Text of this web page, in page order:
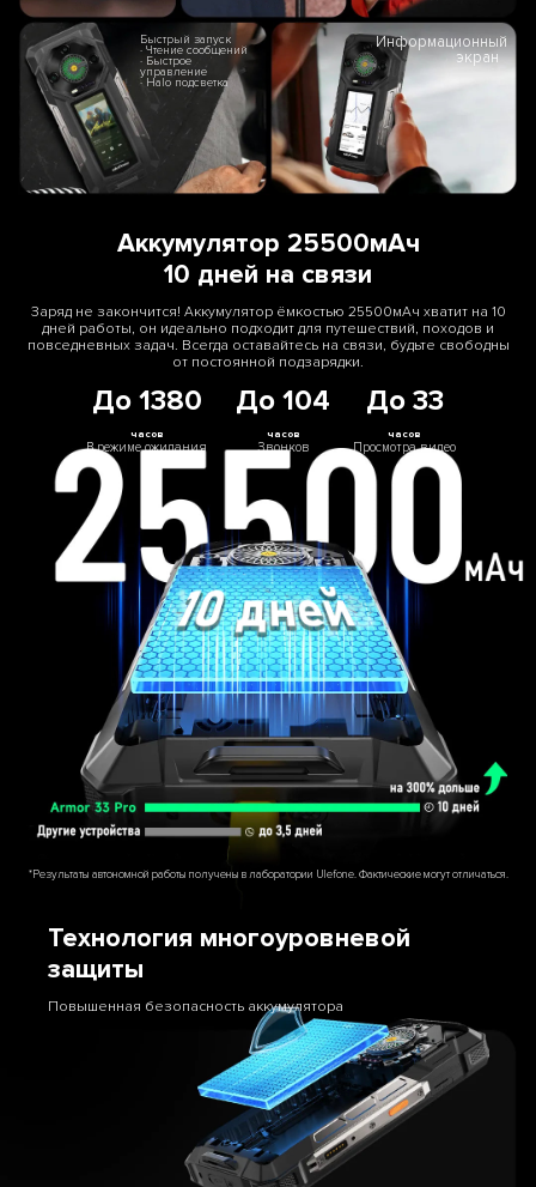
Быстрый запуск
· Чтение сообщений
· Быстрое
управление
· Halo подсветка
Информационный
экран
Аккумулятор 25500мАч
10 дней на связи
Заряд не закончится! Аккумулятор ёмкостью 25500мАч хватит на 10
дней работы, он идеально подходит для путешествий, походов и
повседневных задач. Всегда оставайтесь на связи, будьте свободны
от постоянной подзарядки.
До 1380
часов
В режиме ожидания
До 104
часов
Звонков
До 33
часов
Просмотра видео
*Результаты автономной работы получены в лаборатории Ulefone. Фактические могут отличаться.
Технология многоуровневой
защиты
Повышенная безопасность аккумулятора